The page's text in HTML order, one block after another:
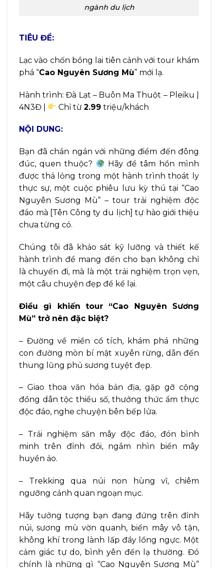
ngành du lịch
TIÊU ĐỀ:
Lạc vào chốn bồng lai tiên cảnh với tour khám
phá “Cao Nguyên Sương Mù” mới lạ.
Hành trình: Đà Lạt – Buôn Ma Thuột – Pleiku |
4N3Đ |
Chỉ từ2.99 triệu/khách
NỘI DUNG:
Bạn đã chán ngán với những điểm đến đông
đúc, quen thuộc?
Hãy để tâm hồn mình
được thả lỏng trong một hành trình thoát ly
thực sự, một cuộc phiêu lưu kỳ thú tại “Cao
Nguyên Sương Mù” – tour trải nghiệm độc
đáo mà [Tên Công ty du lịch] tự hào giới thiệu
chưa từng có.
Chúng tôi đã khảo sát kỹ lưỡng và thiết kế
hành trình để mang đến cho bạn không chỉ
là chuyến đi, mà là một trải nghiệm trọn vẹn,
một câu chuyện đẹp để kể lại.
Điều gì khiến tour “Cao Nguyên Sương
Mù” trở nên đặc biệt?
– Đường về miền cổ tích, khám phá những
con đường mòn bí mật xuyên rừng, dẫn đến
thung lũng phủ sương tuyệt đẹp.
– Giao thoa văn hóa bản địa, gặp gỡ cộng
đồng dân tộc thiểu số, thưởng thức ẩm thực
độc đáo, nghe chuyện bên bếp lửa.
– Trải nghiệm săn mây độc đáo, đón bình
minh trên đỉnh đồi, ngắm nhìn biển mây
huyền ảo.
– Trekking qua núi non hùng vĩ, chiêm
ngưỡng cảnh quan ngoạn mục.
Hãy tưởng tượng bạn đang đứng trên đỉnh
núi, sương mù vờn quanh, biển mây vô tận,
không khí trong lành lấp đầy lồng ngực. Một
cảm giác tự do, bình yên đến lạ thường. Đó
chính là những gì “Cao Nguyên Sương Mù”